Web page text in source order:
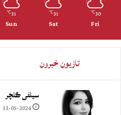
30
℃
Fri
31
℃
Sat
31
℃
Sun
تازيون خبرون
سيلفي ڪلچر
13-05-2024